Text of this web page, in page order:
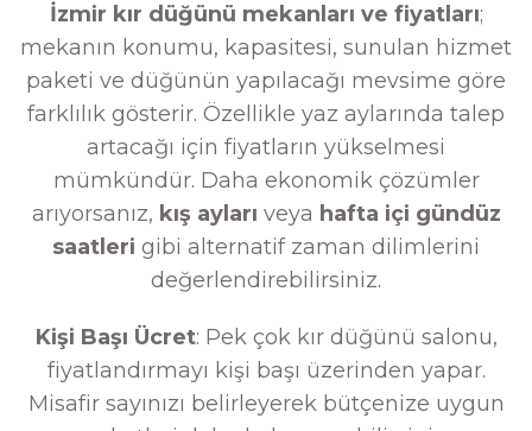
İzmir kır düğünü mekanları ve fiyatları;
mekanın konumu, kapasitesi, sunulan hizmet
paketi ve düğünün yapılacağı mevsime göre
farklılık gösterir. Özellikle yaz aylarında talep
artacağı için fiyatların yükselmesi
mümkündür. Daha ekonomik çözümler
arıyorsanız, kış ayları veya hafta içi gündüz
saatleri gibi alternatif zaman dilimlerini
değerlendirebilirsiniz.
Kişi Başı Ücret: Pek çok kır düğünü salonu,
fiyatlandırmayı kişi başı üzerinden yapar.
Misafir sayınızı belirleyerek bütçenize uygun